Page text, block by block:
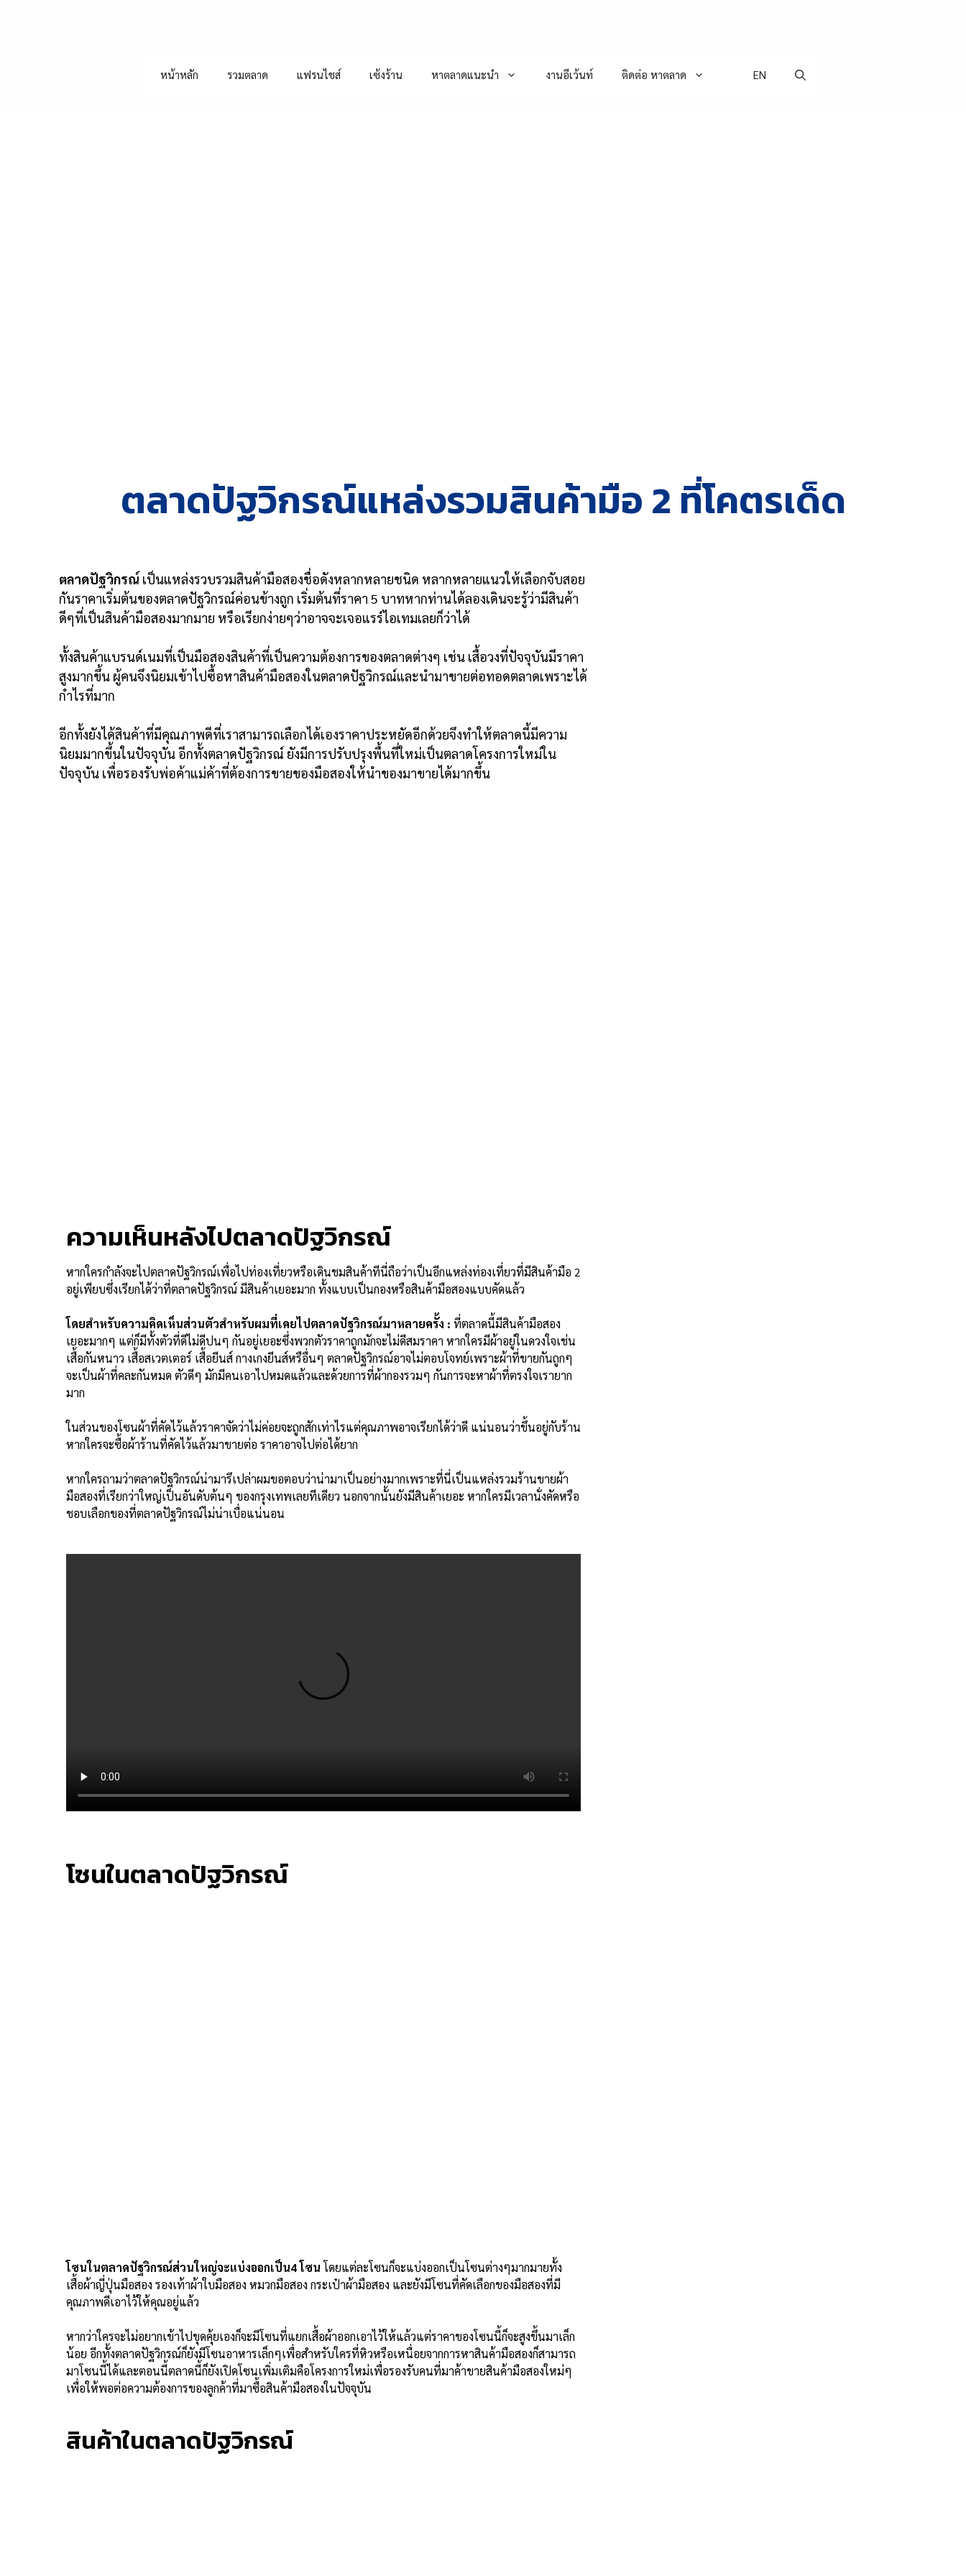
หน้าหลัก รวมตลาด แฟรนไชส์ เซ้งร้าน หาตลาดแนะนำ งานอีเว้นท์ ติดต่อ หาตลาด EN
ตลาดปัฐวิกรณ์แหล่งรวมสินค้ามือ 2 ที่โคตรเด็ด
ตลาดปัฐวิกรณ์ เป็นแหล่งรวบรวมสินค้ามือสองชื่อดังหลากหลายชนิด หลากหลายแนวให้เลือกจับสอย
กันราคาเริ่มต้นของตลาดปัฐวิกรณ์ค่อนข้างถูก เริ่มต้นที่ราคา 5 บาทหากท่านได้ลองเดินจะรู้ว่ามีสินค้า
ดีๆที่เป็นสินค้ามือสองมากมาย หรือเรียกง่ายๆว่าอาจจะเจอแรร์ไอเทมเลยก็ว่าได้
ทั้งสินค้าแบรนด์เนมที่เป็นมือสองสินค้าที่เป็นความต้องการของตลาดต่างๆ เช่น เสื้อวงที่ปัจจุบันมีราคา
สูงมากขึ้น ผู้คนจึงนิยมเข้าไปซื้อหาสินค้ามือสองในตลาดปัฐวิกรณ์และนำมาขายต่อทอดตลาดเพราะได้
กำไรที่มาก
อีกทั้งยังได้สินค้าที่มีคุณภาพดีที่เราสามารถเลือกได้เองราคาประหยัดอีกด้วยจึงทำให้ตลาดนี้มีความ
นิยมมากขึ้นในปัจจุบัน อีกทั้งตลาดปัฐวิกรณ์ ยังมีการปรับปรุงพื้นที่ใหม่เป็นตลาดโครงการใหม่ใน
ปัจจุบัน เพื่อรองรับพ่อค้าแม่ค้าที่ต้องการขายของมือสองให้นำของมาขายได้มากขึ้น
ความเห็นหลังไปตลาดปัฐวิกรณ์
หากใครกำลังจะไปตลาดปัฐวิกรณ์เพื่อไปท่องเที่ยวหรือเดินชมสินค้าทีนี่ถือว่าเป็นอีกแหล่งท่องเที่ยวที่มีสินค้ามือ 2
อยู่เพียบซึ่งเรียกได้ว่าที่ตลาดปัฐวิกรณ์ มีสินค้าเยอะมาก ทั้งแบบเป็นกองหรือสินค้ามือสองแบบคัดแล้ว
โดยสำหรับความคิดเห็นส่วนตัวสำหรับผมที่เคยไปตลาดปัฐวิกรณ์มาหลายครั้ง : ที่ตลาดนี้มีสินค้ามือสอง
เยอะมากๆ แต่ก็มีทั้งตัวที่ดีไม่ดีปนๆ กันอยู่เยอะซึ่งพวกตัวราคาถูกมักจะไม่ดีสมราคา หากใครมีผ้าอยู่ในดวงใจเช่น
เสื้อกันหนาว เสื้อสเวตเตอร์ เสื้อยีนส์ กางเกงยีนส์หรือื่นๆ ตลาดปัฐวิกรณ์อาจไม่ตอบโจทย์เพราะผ้าที่ขายกันถูกๆ
จะเป็นผ้าที่คละกันหมด ตัวดีๆ มักมีคนเอาไปหมดแล้วและด้วยการที่ผ้ากองรวมๆ กันการจะหาผ้าที่ตรงใจเรายาก
มาก
ในส่วนของโซนผ้าที่คัดไว้แล้วราคาจัดว่าไม่ค่อยจะถูกสักเท่าไรแต่คุณภาพอาจเรียกได้ว่าดี แน่นอนว่าขึ้นอยู่กับร้าน
หากใครจะซื้อผ้าร้านที่คัดไว้แล้วมาขายต่อ ราคาอาจไปต่อได้ยาก
หากใครถามว่าตลาดปัฐวิกรณ์น่ามารึเปล่าผมขอตอบว่าน่ามาเป็นอย่างมากเพราะที่นี่เป็นแหล่งรวมร้านขายผ้า
มือสองที่เรียกว่าใหญ่เป็นอันดับต้นๆ ของกรุงเทพเลยทีเดียว นอกจากนั้นยังมีสินค้าเยอะ หากใครมีเวลานั่งคัดหรือ
ชอบเลือกของที่ตลาดปัฐวิกรณ์ไม่น่าเบื่อแน่นอน
โซนในตลาดปัฐวิกรณ์
โซนในตลาดปัฐวิกรณ์ส่วนใหญ่จะแบ่งออกเป็น4 โซนโดยแต่ละโซนก็จะแบ่งออกเป็นโซนต่างๆมากมายทั้ง
เสื้อผ้าญี่ปุ่นมือสอง รองเท้าผ้าใบมือสอง หมวกมือสอง กระเป๋าผ้ามือสอง และยังมีโซนที่คัดเลือกของมือสองที่มี
คุณภาพดีเอาไว้ให้คุณอยู่แล้ว
หากว่าใครจะไม่อยากเข้าไปขุดคุ้ยเองก็จะมีโซนที่แยกเสื้อผ้าออกเอาไว้ให้แล้วแต่ราคาของโซนนี้ก็จะสูงขึ้นมาเล็ก
น้อย อีกทั้งตลาดปัฐวิกรณ์ก็ยังมีโซนอาหารเล็กๆเพื่อสำหรับใครที่หิวหรือเหนื่อยจากการหาสินค้ามือสองก็สามารถ
มาโซนนี้ได้และตอนนี้ตลาดนี้ก็ยังเปิดโซนเพิ่มเติมคือโครงการใหม่เพื่อรองรับคนที่มาค้าขายสินค้ามือสองใหม่ๆ
เพื่อให้พอต่อความต้องการของลูกค้าที่มาซื้อสินค้ามือสองในปัจจุบัน
สินค้าในตลาดปัฐวิกรณ์